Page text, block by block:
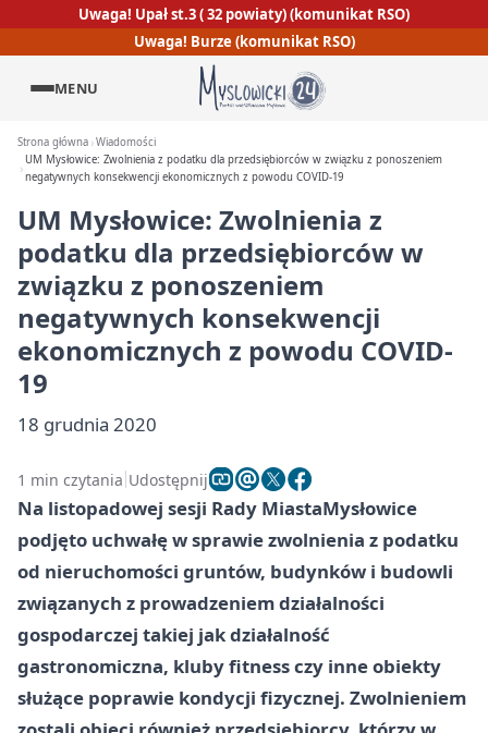
Uwaga! Upał st.3 ( 32 powiaty) (komunikat RSO)
Uwaga! Burze (komunikat RSO)
MENU
Strona główna Wiadomości
UM Mysłowice: Zwolnienia z podatku dla przedsiębiorców w związku z ponoszeniem
negatywnych konsekwencji ekonomicznych z powodu COVID-19
UM Mysłowice: Zwolnienia z
podatku dla przedsiębiorców w
związku z ponoszeniem
negatywnych konsekwencji
ekonomicznych z powodu COVID-
19
18 grudnia 2020
1 min czytania Udostępnij
Na listopadowej sesji Rady MiastaMysłowice
podjęto uchwałę w sprawie zwolnienia z podatku
od nieruchomości gruntów, budynków i budowli
związanych z prowadzeniem działalności
gospodarczej takiej jak działalność
gastronomiczna, kluby fitness czy inne obiekty
służące poprawie kondycji fizycznej. Zwolnieniem